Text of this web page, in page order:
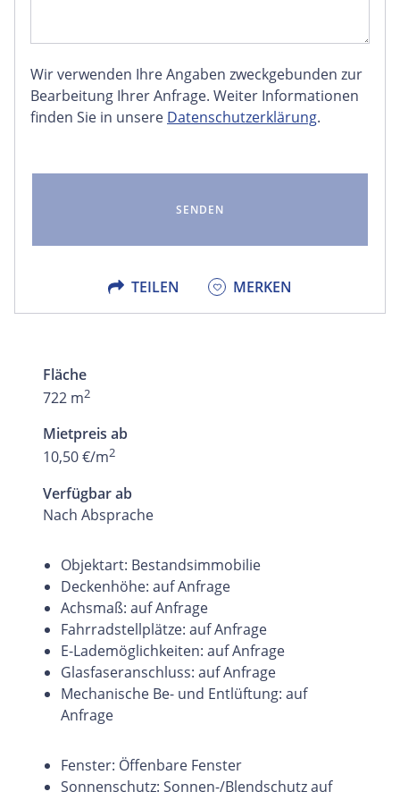
Wir verwenden Ihre Angaben zweckgebunden zur
Bearbeitung Ihrer Anfrage. Weiter Informationen
finden Sie in unsere Datenschutzerklärung.
TEILEN
FACEBOOK
X
MERKEN
Fläche
722 m2
Mietpreis ab
10,50 €/m2
Verfügbar ab
Nach Absprache
Objektart: Bestandsimmobilie
Deckenhöhe: auf Anfrage
Achsmaß: auf Anfrage
Fahrradstellplätze: auf Anfrage
E-Lademöglichkeiten: auf Anfrage
Glasfaseranschluss: auf Anfrage
Mechanische Be- und Entlüftung: auf
Anfrage
Fenster: Öffenbare Fenster
Sonnenschutz: Sonnen-/Blendschutz auf